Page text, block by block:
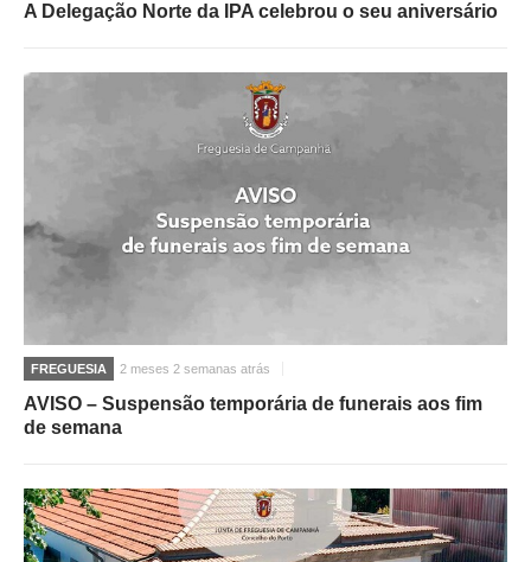
A Delegação Norte da IPA celebrou o seu aniversário
FREGUESIA 2 meses 2 semanas atrás
AVISO – Suspensão temporária de funerais aos fim
de semana